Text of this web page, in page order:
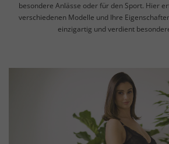
besondere Anlässe oder für den Sport. Hier
verschiedenen Modelle und Ihre
einzigartig und verdient